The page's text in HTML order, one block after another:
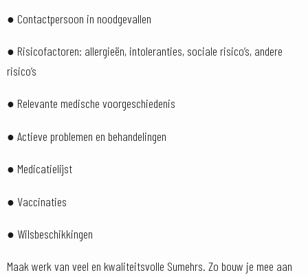
● Contactpersoon in noodgevallen
● Risicofactoren: allergieën, intoleranties, sociale risico’s, andere
risico’s
● Relevante medische voorgeschiedenis
● Actieve problemen en behandelingen
● Medicatielijst
● Vaccinaties
● Wilsbeschikkingen
Maak werk van veel en kwaliteitsvolle Sumehrs. Zo bouw je mee aan